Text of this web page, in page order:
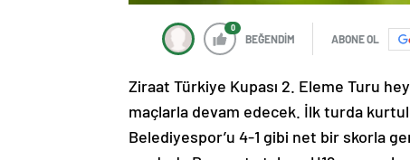
0
BEĞENDİM ABONE OL
Ziraat Türkiye Kupası 2. Eleme Turu
maçlarla devam edecek. İlk turda
Belediyespor’u 4-1 gibi net bir skorla